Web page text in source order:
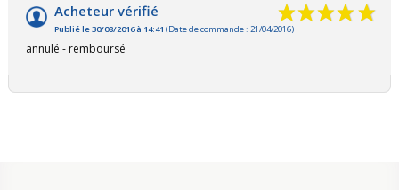
Acheteur vérifié
Publié le 30/08/2016 à 14:41 (Date de commande : 21/04/2016)
annulé - remboursé